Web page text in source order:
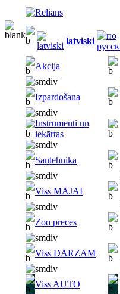
latviski
Akcija
Izpardošana
Instrumenti un
iekārtas
Santehnika
Viss MĀJAI
Zoo preces
Viss DĀRZAM
Viss AUTO